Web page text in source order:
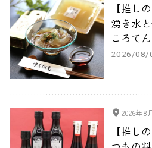
【推し
湧き水
ころて
ころて
旅サラ
木製て
入り
2026/08/
2026年
【推し